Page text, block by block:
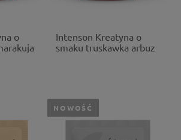
o
Intenson Kreatyna o
smaku truskawka arbuz
NOWOŚĆ